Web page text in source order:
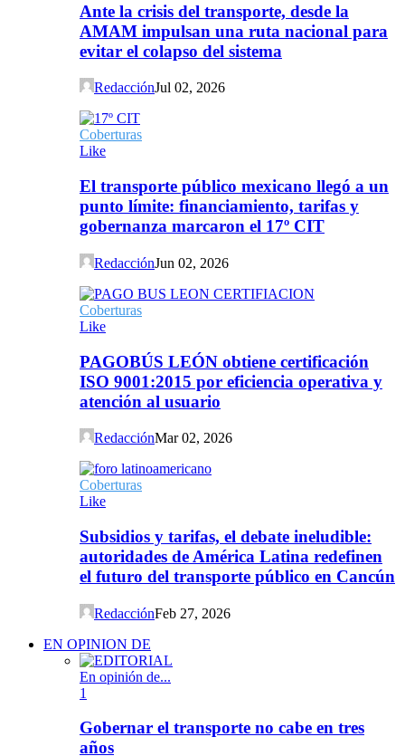
Ante la crisis del transporte, desde la
AMAM impulsan una ruta nacional para
evitar el colapso del sistema
RedacciónJul 02, 2026
Coberturas
Like
El transporte público mexicano llegó a un
punto límite: financiamiento, tarifas y
gobernanza marcaron el 17º CIT
RedacciónJun 02, 2026
Coberturas
Like
PAGOBÚS LEÓN obtiene certificación
ISO 9001:2015 por eficiencia operativa y
atención al usuario
RedacciónMar 02, 2026
Coberturas
Like
Subsidios y tarifas, el debate ineludible:
autoridades de América Latina redefinen
el futuro del transporte público en Cancún
RedacciónFeb 27, 2026
EN OPINION DE
En opinión de...
1
Gobernar el transporte no cabe en tres
años